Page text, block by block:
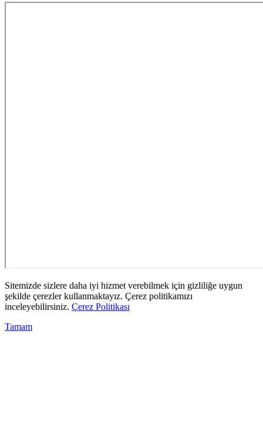
Sitemizde sizlere daha iyi hizmet verebilmek için gizliliğe uygun
şekilde çerezler kullanmaktayız. Çerez politikamızı
inceleyebilirsiniz. Çerez Politikası
Tamam